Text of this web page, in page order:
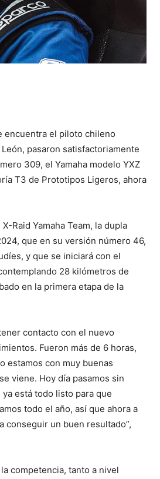
encuentra el piloto chileno
pasaron satisfactoriamente
309, el Yamaha modelo YXZ
T3 de Prototipos Ligeros, ahora
Raid Yamaha Team, la dupla
que en su versión número 46,
y que se iniciará con el
28 kilómetros de
en la primera etapa de la
contacto con el nuevo
Fueron más de 6 horas,
estamos con muy buenas
viene. Hoy día pasamos sin
está todo listo para que
todo el año, así que ahora a
conseguir un buen resultado”,
competencia, tanto a nivel